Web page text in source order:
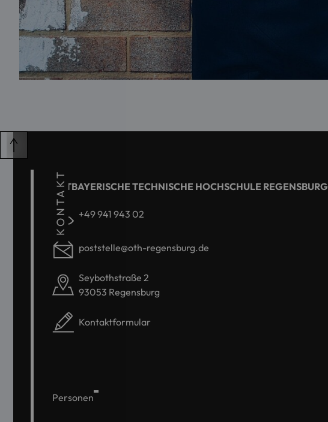
KONTAKT
OSTBAYERISCHE TECHNISCHE HOCHSCHULE REGENSBURG
+49 941 943 02
poststelle@oth-regensburg.de
Seybothstraße 2
93053 Regensburg
Kontaktformular
Personen